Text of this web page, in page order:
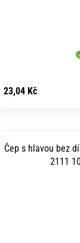
23,04 Kč
Čep s hlavou bez